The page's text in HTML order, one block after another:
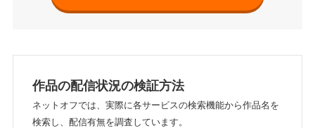
作品の配信状況の検証方法
ネットオフでは、実際に各サービスの検索機能から作品名を
検索し、配信有無を調査しています。